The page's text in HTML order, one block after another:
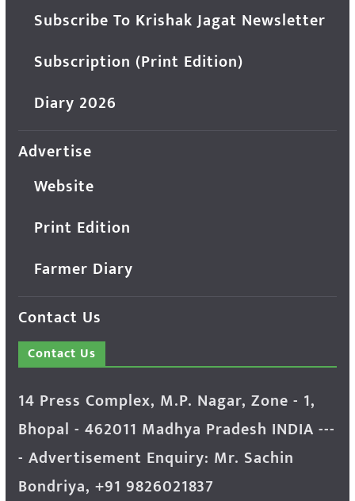
Subscribe To Krishak Jagat Newsletter
Subscription (Print Edition)
Diary 2026
Advertise
Website
Print Edition
Farmer Diary
Contact Us
Contact Us
14 Press Complex, M.P. Nagar, Zone - 1,
Bhopal - 462011 Madhya Pradesh INDIA ---
- Advertisement Enquiry: Mr. Sachin
Bondriya, +91 9826021837